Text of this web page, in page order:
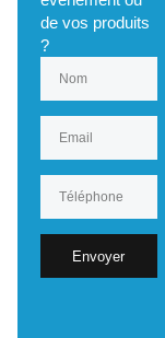
de vos produits
?
Envoyer